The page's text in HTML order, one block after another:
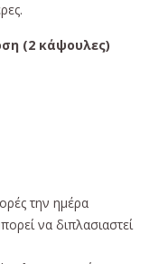
(2 κάψουλες)
την ημέρα
να διπλασιαστεί